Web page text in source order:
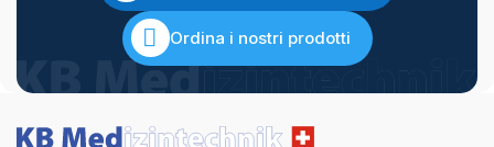
Ordina i nostri prodotti